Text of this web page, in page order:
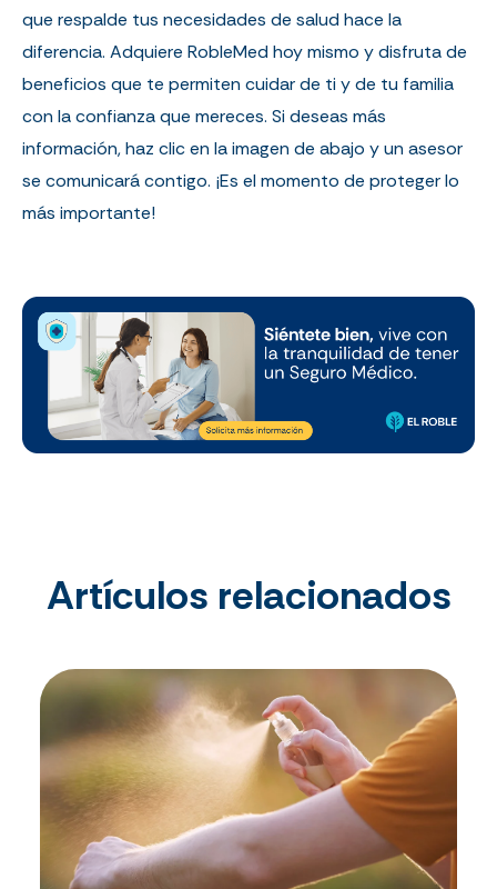
que respalde tus necesidades de salud hace la
diferencia. Adquiere RobleMed hoy mismo y disfruta de
beneficios que te permiten cuidar de ti y de tu familia
con la confianza que mereces. Si deseas más
información, haz clic en la imagen de abajo y un asesor
se comunicará contigo. ¡Es el momento de proteger lo
más importante!
Artículos relacionados